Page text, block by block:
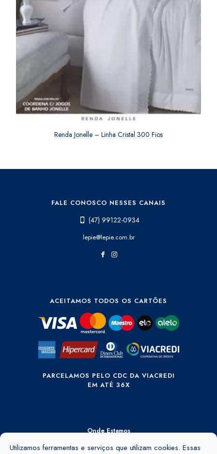
Utilizamos ferramentas e serviços que utilizam cookies. Essas
Renda Jonelle – Linha Cristal 300 Fios
FALE CONOSCO NESSES CANAIS
(47) 99122-0934
lepie@lepie.com.br
ACEITAMOS TODOS OS CARTÕES
PARCELAMOS PELO CDC DA VIACREDI
EM ATÉ 36X
Onde Estamos
Rua Ângelo Rubini, 895 - Barra do Rio Cerro - Jaraguá do Sul - SC -